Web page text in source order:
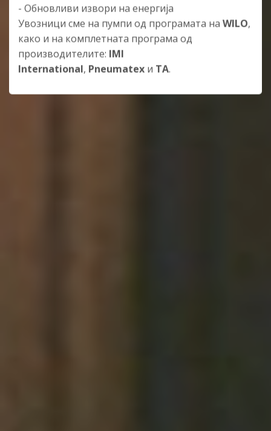
- Обновливи извори на енергија
Увозници сме на пумпи од програмата на WILO,
како и на комплетната програма од
производителите: IMI
International, Pneumatex и TA.